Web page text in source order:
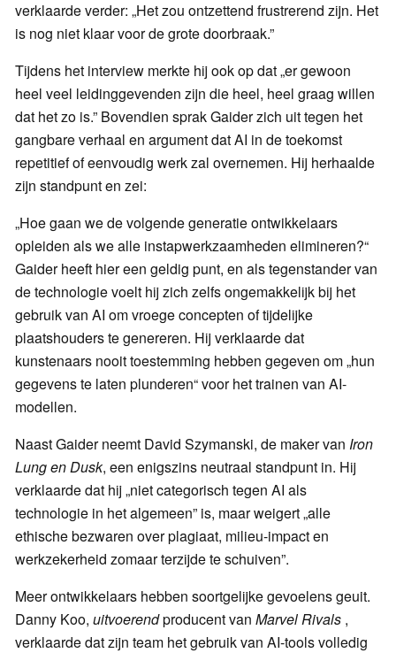
verklaarde verder: „Het zou ontzettend frustrerend zijn. Het
is nog niet klaar voor de grote doorbraak.”
Tijdens het interview merkte hij ook op dat „er gewoon
heel veel leidinggevenden zijn die heel, heel graag willen
dat het zo is.” Bovendien sprak Gaider zich uit tegen het
gangbare verhaal en argument dat AI in de toekomst
repetitief of eenvoudig werk zal overnemen. Hij herhaalde
zijn standpunt en zei:
„Hoe gaan we de volgende generatie ontwikkelaars
opleiden als we alle instapwerkzaamheden elimineren?“
Gaider heeft hier een geldig punt, en als tegenstander van
de technologie voelt hij zich zelfs ongemakkelijk bij het
gebruik van AI om vroege concepten of tijdelijke
plaatshouders te genereren. Hij verklaarde dat
kunstenaars nooit toestemming hebben gegeven om „hun
gegevens te laten plunderen“ voor het trainen van AI-
modellen.
Naast Gaider neemt David Szymanski, de maker van Iron
Lung en Dusk, een enigszins neutraal standpunt in. Hij
verklaarde dat hij „niet categorisch tegen AI als
technologie in het algemeen” is, maar weigert „alle
ethische bezwaren over plagiaat, milieu-impact en
werkzekerheid zomaar terzijde te schuiven”.
Meer ontwikkelaars hebben soortgelijke gevoelens geuit.
Danny Koo, uitvoerendproducent van Marvel Rivals ,
verklaarde dat zijn team het gebruik van AI-tools volledig